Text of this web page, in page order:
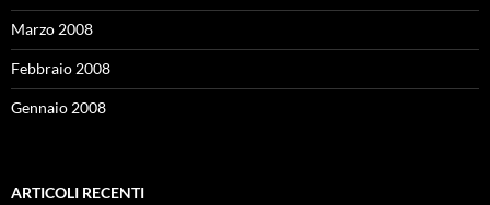
Marzo 2008
Febbraio 2008
Gennaio 2008
ARTICOLI RECENTI